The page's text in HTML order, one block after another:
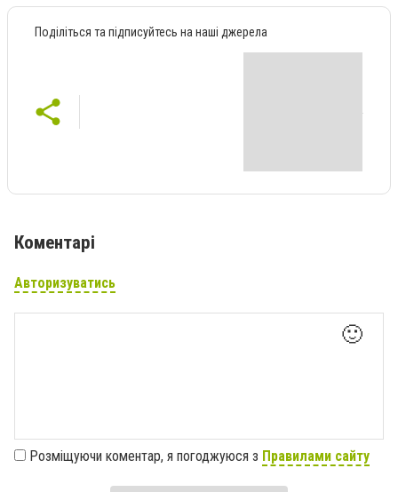
Поділіться та підписуйтесь на наші джерела
Коментарі
Авторизуватись
🙂
Розміщуючи коментар, я погоджуюся з Правилами сайту